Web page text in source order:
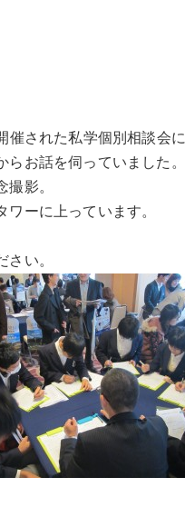
催された私学個別相談会
お話を伺っていました。
影。
ーに上っています。
い。